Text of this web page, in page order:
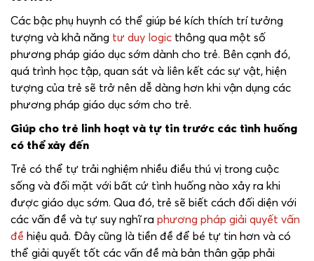
Các bậc phụ huynh có thể giúp bé kích thích trí tưởng
tượng và khả năng tư duy logic thông qua một số
phương pháp giáo dục sớm dành cho trẻ. Bên cạnh đó,
quá trình học tập, quan sát và liên kết các sự vật, hiện
tượng của trẻ sẽ trở nên dễ dàng hơn khi vận dụng các
phương pháp giáo dục sớm cho trẻ.
Giúp cho trẻ linh hoạt và tự tin trước các tình huống
có thể xảy đến
Trẻ có thể tự trải nghiệm nhiều điều thú vị trong cuộc
sống và đối mặt với bất cứ tình huống nào xảy ra khi
được giáo dục sớm. Qua đó, trẻ sẽ biết cách đối diện với
các vấn đề và tự suy nghĩ ra phương pháp giải quyết vấn
đề hiệu quả. Đây cũng là tiền đề để bé tự tin hơn và có
thể giải quyết tốt các vấn đề mà bản thân gặp phải